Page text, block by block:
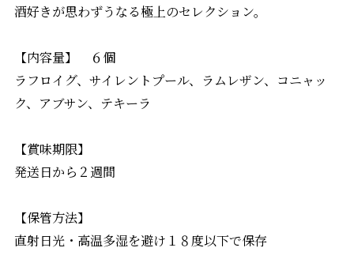
酒好きが思わずうなる極上のセレクション。
【内容量】 ６個
ラフロイグ、サイレントプール、ラムレザン、コニャッ
ク、アブサン、テキーラ
【賞味期限】
発送日から２週間
【保管方法】
直射日光・高温多湿を避け１８度以下で保存